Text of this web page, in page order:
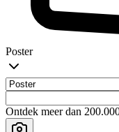
Poster
Ontdek meer dan